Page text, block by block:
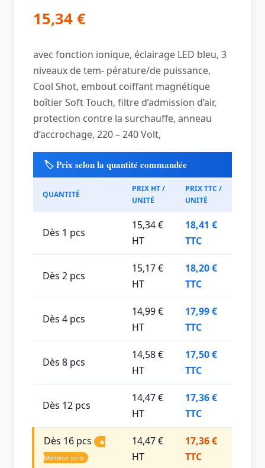
15,34 €
avec fonction ionique, éclairage LED bleu, 3
niveaux de tem- pérature/de puissance,
Cool Shot, embout coiffant magnétique
boîtier Soft Touch, filtre d’admission d’air,
protection contre la surchauffe, anneau
d’accrochage, 220 – 240 Volt,
🏷️ Prix selon la quantité commandée
QUANTITÉ
PRIX HT /
UNITÉ
PRIX TTC /
UNITÉ
Dès 1 pcs
15,34 €
HT
18,41 €
TTC
Dès 2 pcs
15,17 €
HT
18,20 €
TTC
Dès 4 pcs
14,99 €
HT
17,99 €
TTC
Dès 8 pcs
14,58 €
HT
17,50 €
TTC
Dès 12 pcs
14,47 €
HT
17,36 €
TTC
Dès 16 pcs
🔥
Meilleur prix
14,47 €
HT
17,36 €
TTC